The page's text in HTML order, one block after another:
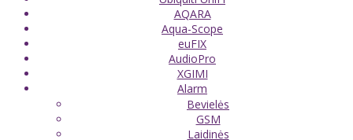
AQARA
Aqua-Scope
euFIX
AudioPro
XGIMI
Alarm
Bevielės
GSM
Laidinės